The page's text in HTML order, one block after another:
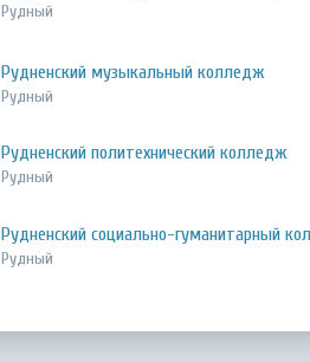
Рудный
Рудненский музыкальный колледж
Рудный
Рудненский политехнический колледж
Рудный
Рудненский социально-гуманитарный
Рудный